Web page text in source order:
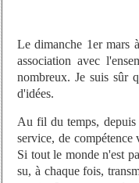
Le dimanche 1er mars
association avec
nombreux. Je suis sûr
d'idées.
Au fil du temps, depuis
service, de compétence
Si tout le monde n'est
su, à chaque fois,